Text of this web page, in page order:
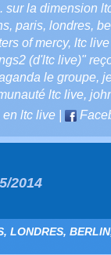
sur la dimension
, paris, londres,
of mercy, ltc
(d'ltc live)"
le groupe,
ltc live,
en ltc live
2014
LONDRES,